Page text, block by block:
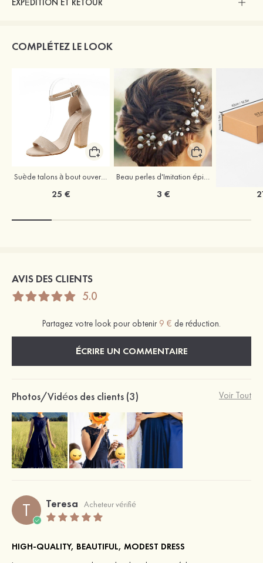
EXPÉDITION ET RETOUR
COMPLÉTEZ LE LOOK
Suède talons à bout ouvert sandales talon bottier chaussures pour les soirées
25 €
Beau perles d'Imitation épingles à cheveux coiffe
3 €
AVIS DES CLIENTS
5.0
Partagez votre look pour obtenir 9 € de réduction.
ÉCRIRE UN COMMENTAIRE
Photos/Vidéos des clients (3) Voir Tout
T Teresa Acheteur vérifié
HIGH-QUALITY, BEAUTIFUL, MODEST DRESS